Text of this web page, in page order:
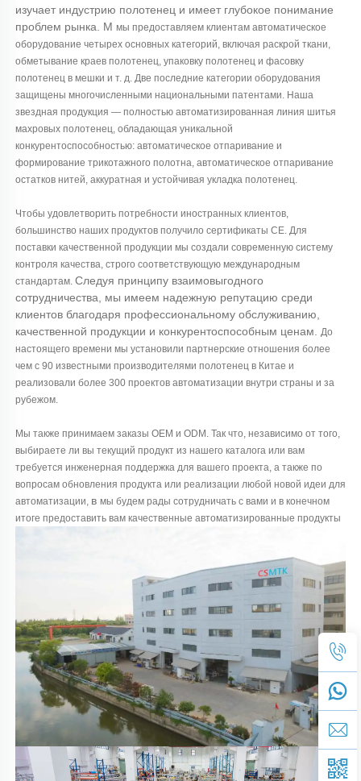
изучает индустрию полотенец и имеет глубокое понимание
проблем рынка. М мы предоставляем клиентам автоматическое
оборудование четырех основных категорий, включая раскрой ткани,
обметывание краев полотенец, упаковку полотенец и фасовку
полотенец в мешки и т. д. Две последние категории оборудования
защищены многочисленными национальными патентами. Наша
звездная продукция — полностью автоматизированная линия шитья
махровых полотенец, обладающая уникальной
конкурентоспособностью: автоматическое отпаривание и
формирование трикотажного полотна, автоматическое отпаривание
остатков нитей, аккуратная и устойчивая укладка полотенец.
Чтобы удовлетворить потребности иностранных клиентов,
большинство наших продуктов получило сертификаты СЕ. Для
поставки качественной продукции мы создали современную систему
контроля качества, строго соответствующую международным
стандартам. Следуя принципу взаимовыгодного
сотрудничества, мы имеем надежную репутацию среди
клиентов благодаря профессиональному обслуживанию,
качественной продукции и конкурентоспособным ценам. До
настоящего времени мы установили партнерские отношения более
чем с 90 известными производителями полотенец в Китае и
реализовали более 300 проектов автоматизации внутри страны и за
рубежом.
Мы также принимаем заказы OEM и ODM. Так что, независимо от того,
выбираете ли вы текущий продукт из нашего каталога или вам
требуется инженерная поддержка для вашего проекта, а также по
вопросам обновления продукта или реализации любой новой идеи для
автоматизации, в мы будем рады сотрудничать с вами и в конечном
итоге предоставить вам качественные автоматизированные продукты